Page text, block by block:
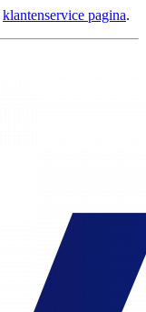
klantenservice pagina.